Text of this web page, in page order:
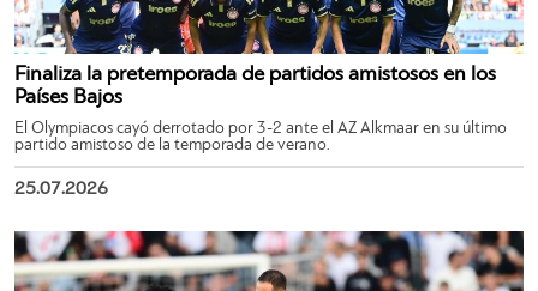
Finaliza la pretemporada de partidos amistosos en los
Países Bajos
El Olympiacos cayó derrotado por 3-2 ante el AZ Alkmaar en su último
partido amistoso de la temporada de verano.
25.07.2026